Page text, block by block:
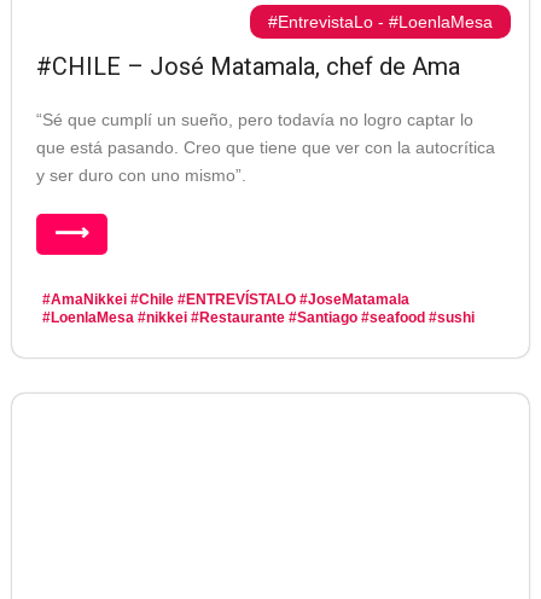
#EntrevistaLo - #LoenlaMesa
#CHILE – José Matamala, chef de Ama
“Sé que cumplí un sueño, pero todavía no logro captar lo
que está pasando. Creo que tiene que ver con la autocrítica
y ser duro con uno mismo”.
⟶
#AmaNikkei #Chile #ENTREVÍSTALO #JoseMatamala
#LoenlaMesa #nikkei #Restaurante #Santiago #seafood #sushi